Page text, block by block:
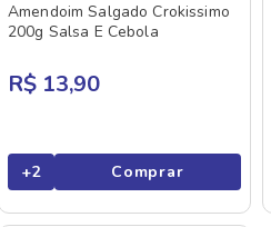
Amendoim Salgado Crokissimo
200g Salsa E Cebola
R$ 13,90
+2 Comprar